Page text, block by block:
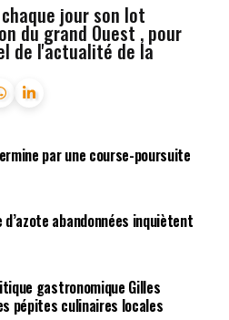
jour son lot
du grand Ouest , pour
de l'actualité de la
par une course-poursuite
abandonnées inquiètent
gastronomique Gilles
pépites culinaires locales